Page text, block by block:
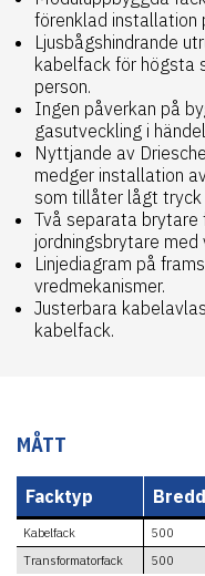
förenklad installation
Ljusbågshindrande
kabelfack för högsta
person.
Ingen påverkan på
gasutveckling i
Nyttjande av
medger installation
som tillåter lågt tryck
Två separata
jordningsbrytare
Linjediagram på
vredmekanismer.
Justerbara
kabelfack.
MÅTT
Facktyp
Kabelfack 500
Transformatorfack
500